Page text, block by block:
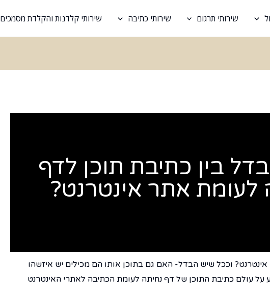
שירותי תרגום שירותי כתיבה שירותי קלדנות והקלדת מסמכים
בין כתיבת תוכן לדף
לעומת אתר אינטרנט?
וככל שיש הבדל- האם גם בתוכן אותו הם מכילים יש איזשהו
עולם כתיבת התוכן של דף נחיתה לעומת הכתיבה לאתרי האינטרנט